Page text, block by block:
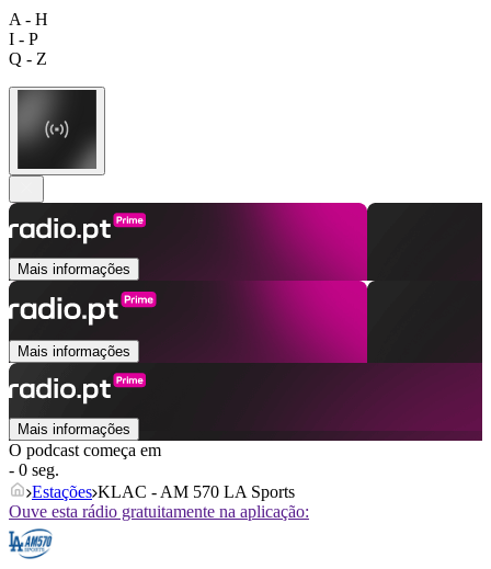
A - H
I - P
Q - Z
Mais informações
Mais informações
Mais informações
O podcast começa em
- 0 seg.
Estações KLAC - AM 570 LA Sports
Ouve esta rádio gratuitamente na aplicação: